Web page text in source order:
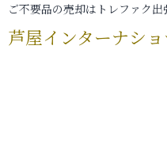
ご不要品の売却はトレファク出
芦屋インターナシ